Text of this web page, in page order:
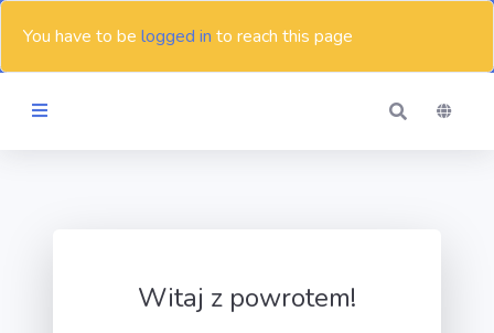
You have to be logged in to reach this page
Witaj z powrotem!